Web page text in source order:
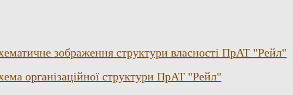
зображення структури власності ПрАТ "Рейл"
організаційної структури ПрАТ "Рейл"